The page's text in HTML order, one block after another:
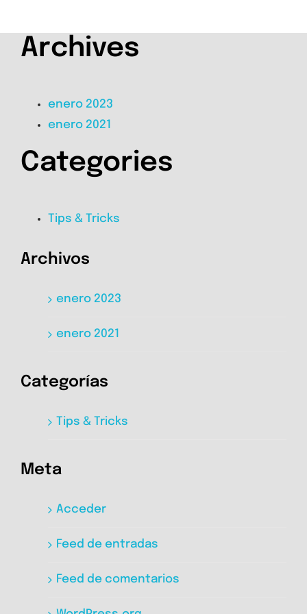
Archives
enero 2023
enero 2021
Categories
Tips & Tricks
Archivos
enero 2023
enero 2021
Categorías
Tips & Tricks
Meta
Acceder
Feed de entradas
Feed de comentarios